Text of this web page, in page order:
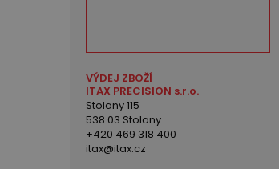
VÝDEJ ZBOŽÍ
ITAX PRECISION s.r.o.
Stolany 115
538 03 Stolany
+420 469 318 400
itax@itax.cz